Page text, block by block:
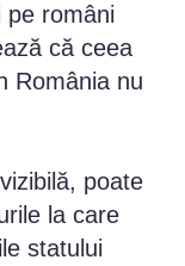
pe români
că ceea
România nu
poate
la care
statului